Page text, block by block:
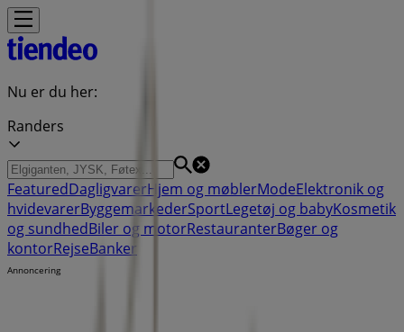
Nu er du her:
Randers
FeaturedDagligvarerHjem og møblerModeElektronik og
hvidevarerByggemarkederSportLegetøj og babyKosmetik
og sundhedBiler og motorRestauranterBøger og
kontorRejseBanker
Annoncering